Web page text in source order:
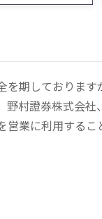
期しておりま
村證券株式会
営業に利用する